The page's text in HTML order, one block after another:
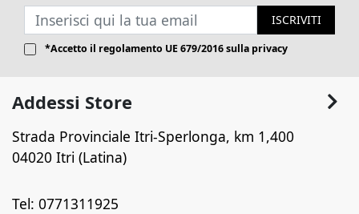
ISCRIVITI
*Accetto il regolamento UE 679/2016sulla privacy
Addessi Store
Strada Provinciale Itri-Sperlonga, km 1,400
04020 Itri (Latina)
Tel: 0771311925